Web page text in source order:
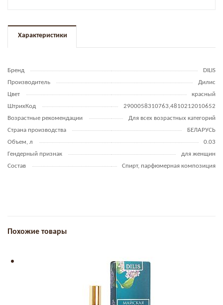
Характеристики
Бренд
DILIS
Производитель
Дилис
Цвет
красный
ШтрихКод
2900058310763,4810212010652
Возрастные рекомендации
Для всех возрастных категорий
Страна производства
БЕЛАРУСЬ
Объем, л
0.03
Гендерный признак
для женщин
Состав
Спирт, парфюмерная композиция
Похожие товары